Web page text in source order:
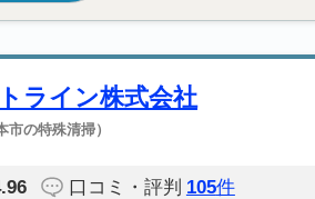
ライン株式会社
市の特殊清掃）
口コミ・評判 105件